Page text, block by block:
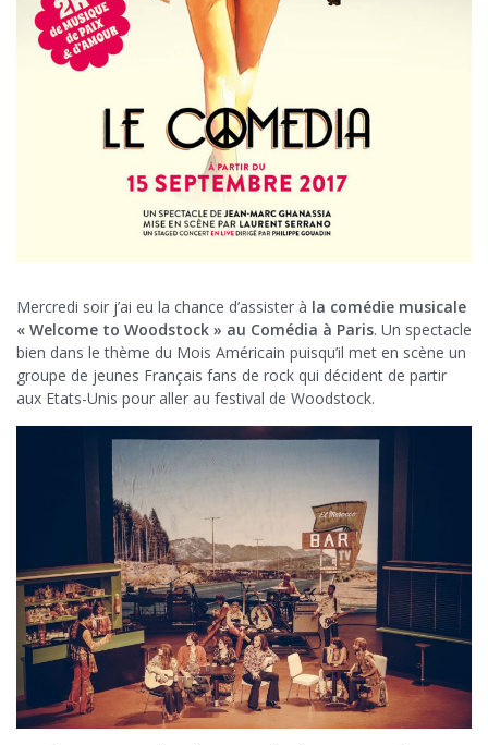
Mercredi soir j’ai eu la chance d’assister à la comédie musicale
« Welcome to Woodstock » au Comédia à Paris. Un spectacle
bien dans le thème du Mois Américain puisqu’il met en scène un
groupe de jeunes Français fans de rock qui décident de partir
aux Etats-Unis pour aller au festival de Woodstock.